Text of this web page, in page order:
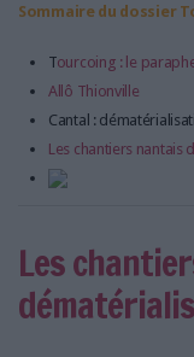
Sommaire du dossier
Tourcoing : le
Allô Thionville
Cantal :
Les chantiers nantais
Les